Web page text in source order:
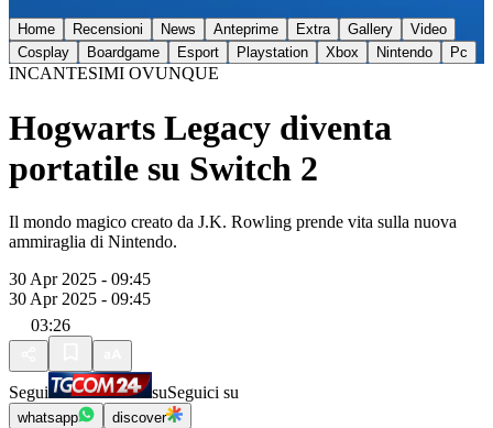
Home Recensioni News Anteprime Extra Gallery
Video
Cosplay
Boardgame Esport Playstation Xbox Nintendo Pc
INCANTESIMI OVUNQUE
Hogwarts Legacy diventa
portatile su Switch 2
Il mondo magico creato da J.K. Rowling prende vita sulla nuova
ammiraglia di Nintendo.
30 Apr 2025 - 09:45
30 Apr 2025 - 09:45
03:26
Segui suSeguici su
whatsapp discover